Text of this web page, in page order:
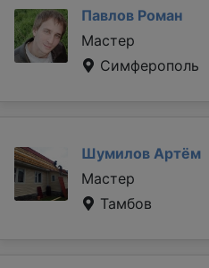
Павлов Роман
Мастер
Симферополь
Шумилов Артём
Мастер
Тамбов